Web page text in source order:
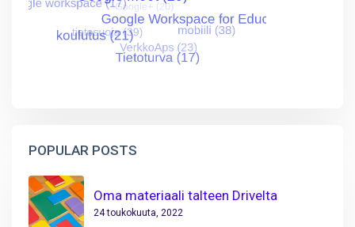
POPULAR POSTS
Oma materiaali talteen Drivelta
24 toukokuuta, 2022